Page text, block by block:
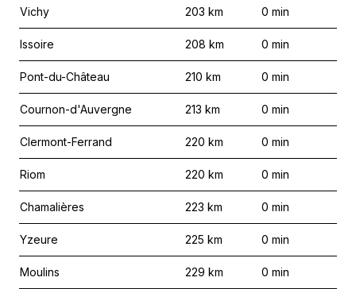
Vichy 203 km 0 min
Issoire 208 km 0 min
Pont-du-Château 210 km 0 min
Cournon-d'Auvergne 213 km 0 min
Clermont-Ferrand 220 km 0 min
Riom 220 km 0 min
Chamalières 223 km 0 min
Yzeure 225 km 0 min
Moulins 229 km 0 min